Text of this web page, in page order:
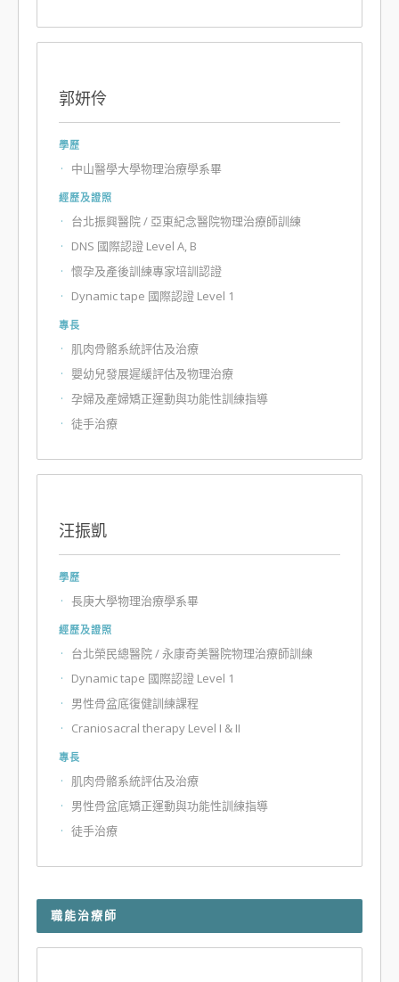
郭妍伶
學歷
中山醫學大學物理治療學系畢
經歷及證照
台北振興醫院 / 亞東紀念醫院物理治療師訓練
DNS 國際認證 Level A, B
懷孕及產後訓練專家培訓認證
Dynamic tape 國際認證 Level 1
專長
肌肉骨骼系統評估及治療
嬰幼兒發展遲緩評估及物理治療
孕婦及產婦矯正運動與功能性訓練指導
徒手治療
汪振凱
學歷
長庚大學物理治療學系畢
經歷及證照
台北榮民總醫院 / 永康奇美醫院物理治療師訓練
Dynamic tape 國際認證 Level 1
男性骨盆底復健訓練課程
Craniosacral therapy Level I & II
專長
肌肉骨骼系統評估及治療
男性骨盆底矯正運動與功能性訓練指導
徒手治療
職能治療師